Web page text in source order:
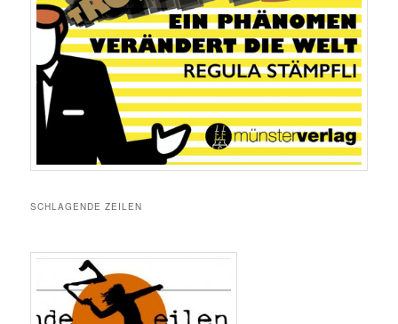
SCHLAGENDE ZEILEN